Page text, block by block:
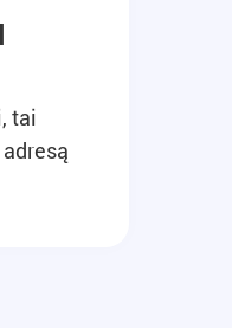
tai